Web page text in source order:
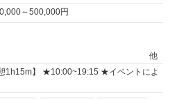
～500,000円
他
憩1h15m】 ★10:00~19:15 ★イベントによ